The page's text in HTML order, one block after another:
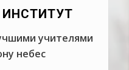
учителями
небес